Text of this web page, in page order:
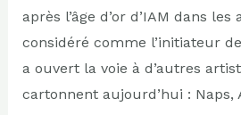
après l’âge d’or d’IAM dans
considéré comme l’initiateur
a ouvert la voie à d’autres
cartonnent aujourd’hui : Naps,